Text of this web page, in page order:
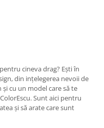
cineva drag? Eşti în
din inţelegerea nevoii de
cu un model care să te
Sunt aici pentru
şi să arate care sunt